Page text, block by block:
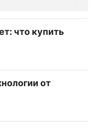
что купить
от